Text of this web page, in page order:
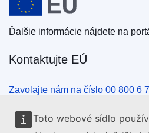
Toto webové sídlo
Ďalšie informácie nájdete na
Kontaktujte EÚ
Zavolajte nám na číslo 00 800 6
Iné spôsoby, ako nás kontaktovať
Napíšte nám cez kontaktný